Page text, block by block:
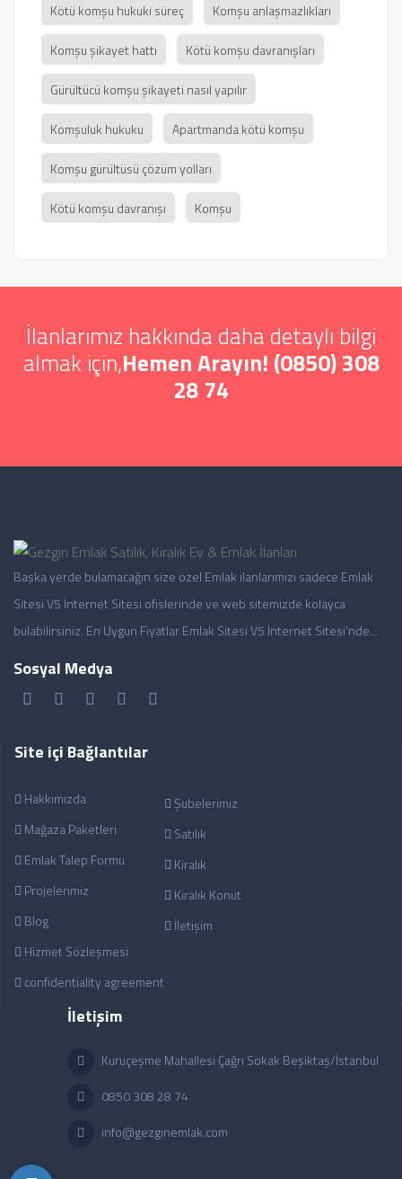
Kötü komşu hukuki süreç Komşu anlaşmazlıkları
Komşu şikayet hattı Kötü komşu davranışları
Gürültücü komşu şikayeti nasıl yapılır
Komşuluk hukuku Apartmanda kötü komşu
Komşu gürültüsü çözüm yolları
Kötü komşu davranışı Komşu
İlanlarımız hakkında daha detaylı bilgi
almak için,Hemen Arayın! (0850) 308
28 74
Başka yerde bulamacağın size özel Emlak ilanlarımızı sadece Emlak
Sitesi V5 İnternet Sitesi ofislerinde ve web sitemizde kolayca
bulabilirsiniz. En Uygun Fiyatlar Emlak Sitesi V5 İnternet Sitesi'nde...
Sosyal Medya
Site içi Bağlantılar
Hakkımızda
Mağaza Paketleri
Emlak Talep Formu
Projelerimiz
Blog
Hizmet Sözleşmesi
confidentiality agreement
Şubelerimiz
Satılık
Kiralık
Kiralık Konut
İletişim
İletişim
Kuruçeşme Mahallesi Çağrı Sokak Beşiktaş/İstanbul
0850 308 28 74
info@gezginemlak.com